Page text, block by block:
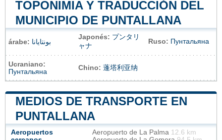
TOPONIMIA Y TRADUCCIÓN DEL
MUNICIPIO DE PUNTALLANA
árabe: بونتايانا
Japonés: プンタリ
ャナ
Ruso: Пунтальяна
Ucraniano:
Пунтальяна
Chino: 蓬塔利亚纳
MEDIOS DE TRANSPORTE EN
PUNTALLANA
Aeropuertos
Aeropuerto de La Palma 12.6 km